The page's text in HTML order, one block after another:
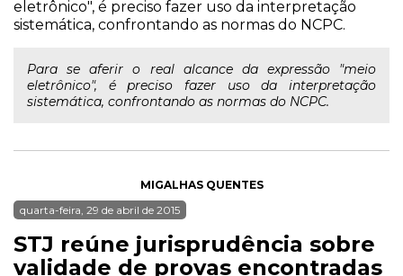
eletrônico", é preciso fazer uso da interpretação
sistemática, confrontando as normas do NCPC.
Para se aferir o real alcance da expressão "meio
eletrônico", é preciso fazer uso da interpretação
sistemática, confrontando as normas do NCPC.
MIGALHAS QUENTES
quarta-feira, 29 de abril de 2015
STJ reúne jurisprudência sobre
validade de provas encontradas